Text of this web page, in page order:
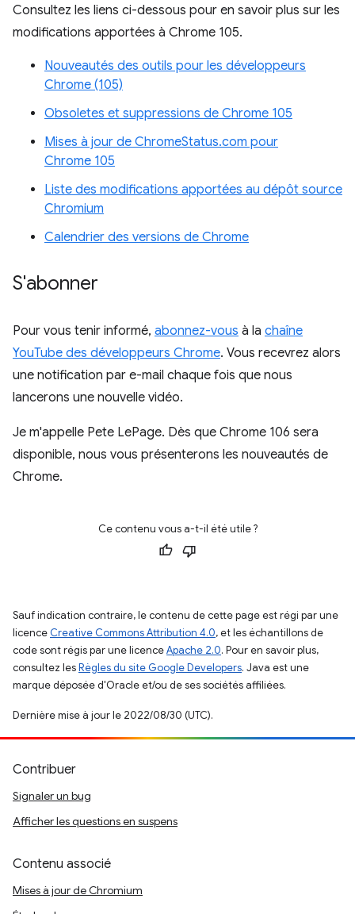
Consultez les liens ci-dessous pour en savoir plus sur les
modifications apportées à Chrome 105.
Nouveautés des outils pour les développeurs
Chrome (105)
Obsoletes et suppressions de Chrome 105
Mises à jour de ChromeStatus.com pour
Chrome 105
Liste des modifications apportées au dépôt source
Chromium
Calendrier des versions de Chrome
S'abonner
Pour vous tenir informé, abonnez-vous à la chaîne
YouTube des développeurs Chrome. Vous recevrez alors
une notification par e-mail chaque fois que nous
lancerons une nouvelle vidéo.
Je m'appelle Pete LePage. Dès que Chrome 106 sera
disponible, nous vous présenterons les nouveautés de
Chrome.
Ce contenu vous a-t-il été utile ?
Sauf indication contraire, le contenu de cette page est régi par une
licence Creative Commons Attribution 4.0, et les échantillons de
code sont régis par une licenceApache 2.0. Pour en savoir plus,
consultez lesRègles du site Google Developers. Java est une
marque déposée d'Oracle et/ou de ses sociétés affiliées.
Dernière mise à jour le 2022/08/30 (UTC).
Contribuer
Signaler un bug
Afficher les questions en suspens
Contenu associé
Mises à jour de Chromium